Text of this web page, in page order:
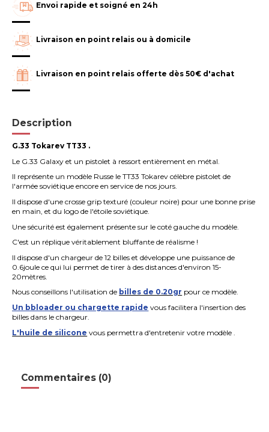
Envoi rapide et soigné en 24h
Livraison en point relais ou à domicile
Livraison en point relais offerte dès 50€ d'achat
Description
G.33 Tokarev TT33 .
Le G.33 Galaxy et un pistolet à ressort entièrement en métal.
Il représente un modèle Russe le TT33 Tokarev célèbre pistolet de
l'armée soviétique encore en service de nos jours.
Il dispose d'une crosse grip texturé (couleur noire) pour une bonne prise
en main, et du logo de l'étoile soviétique.
Une sécurité est également présente sur le coté gauche du modèle.
C'est un réplique véritablement bluffante de réalisme !
Il dispose d'un chargeur de 12 billes et développe une puissance de
0.6joule ce qui lui permet de tirer à des distances d'environ 15-
20mètres.
Nous conseillons l'utilisation de billes de 0.20gr pour ce modèle.
Un bbloader ou chargette rapide vous facilitera l'insertion des
billes dans le chargeur.
L'huile de silicone vous permettra d'entretenir votre modèle .
Commentaires (0)